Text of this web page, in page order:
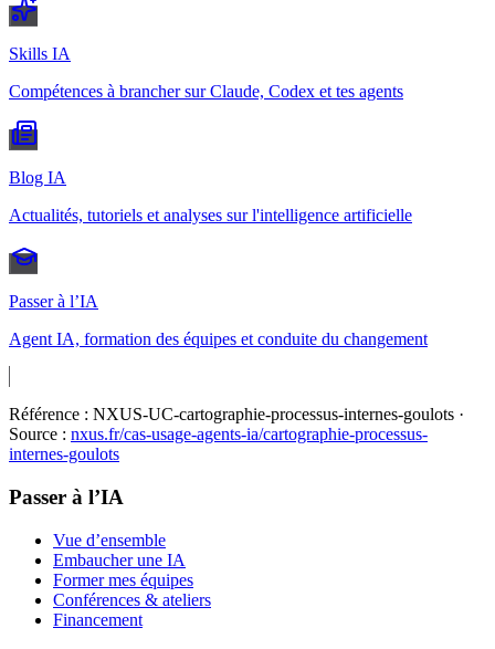
Skills IA
Compétences à brancher sur Claude, Codex et tes agents
Blog IA
Actualités, tutoriels et analyses sur l'intelligence artificielle
Passer à l’IA
Agent IA, formation des équipes et conduite du changement
Référence : NXUS-UC-cartographie-processus-internes-goulots ·
Source : nxus.fr/cas-usage-agents-ia/cartographie-processus-
internes-goulots
Passer à l’IA
Vue d’ensemble
Embaucher une IA
Former mes équipes
Conférences & ateliers
Financement